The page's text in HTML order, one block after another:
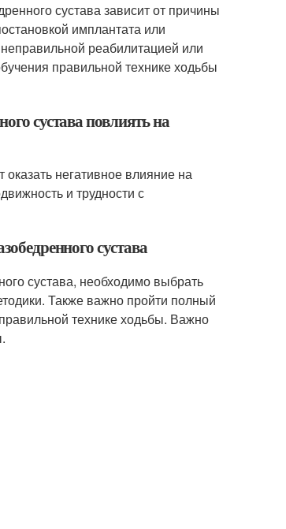
сустава зависит от причины
имплантата или
реабилитацией или
правильной технике ходьбы
сустава повлиять на
негативное влияние на
и трудности с
сустава
сустава, необходимо выбрать
Также важно пройти полный
технике ходьбы. Важно